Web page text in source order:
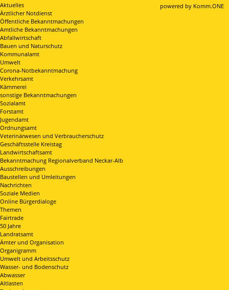
powered by Komm.ONE
Aktuelles
Ärztlicher Notdienst
Öffentliche Bekanntmachungen
Amtliche Bekanntmachungen
Abfallwirtschaft
Bauen und Naturschutz
Kommunalamt
Umwelt
Corona-Notbekanntmachung
Verkehrsamt
Kämmerei
sonstige Bekanntmachungen
Sozialamt
Forstamt
Jugendamt
Ordnungsamt
Veterinärwesen und Verbraucherschutz
Geschäftsstelle Kreistag
Landwirtschaftsamt
Bekanntmachung Regionalverband Neckar-Alb
Ausschreibungen
Baustellen und Umleitungen
Nachrichten
Soziale Medien
Online Bürgerdialoge
Themen
Fairtrade
50 Jahre
Landratsamt
Ämter und Organisation
Organigramm
Umwelt und Arbeitsschutz
Wasser- und Bodenschutz
Abwasser
Altlasten